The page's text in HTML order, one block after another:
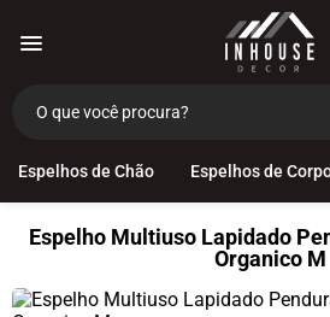
Espelhos de Chão Espelhos de
Espelho Multiuso Lapidado
Organico M